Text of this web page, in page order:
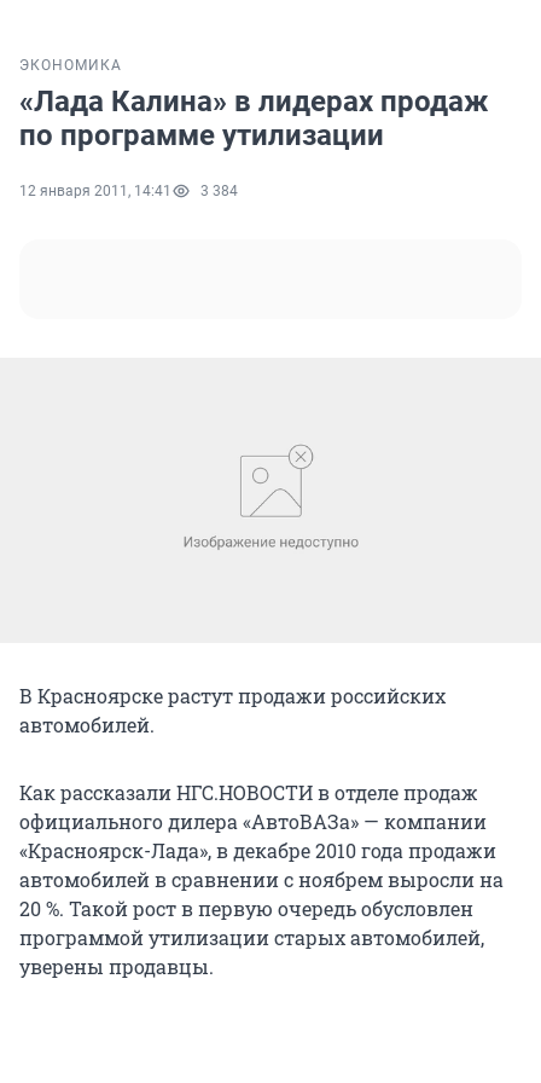
ЭКОНОМИКА
«Лада Калина» в лидерах продаж
по программе утилизации
12 января 2011, 14:41 3 384
В Красноярске растут продажи российских
автомобилей.
Как рассказали НГС.НОВОСТИ в отделе продаж
официального дилера «АвтоВАЗа» — компании
«Красноярск-Лада», в декабре 2010 года продажи
автомобилей в сравнении с ноябрем выросли на
20 %. Такой рост в первую очередь обусловлен
программой утилизации старых автомобилей,
уверены продавцы.